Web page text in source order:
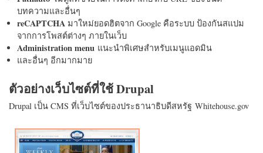
บทความและอื่นๆ
reCAPTCHA มาใหม่ยอดฮิตจาก Google คือระบบ ป้องกันสแปม
จากการโพสต์ต่างๆ ภายในเว็บ
Administration menu แนะนำพิเศษสำหรับเมนูแอดมิน
และอื่นๆ อีกมากมาย
ตัวอย่างเว็บไซต์ที่ใช้ Drupal
Drupal เป็น CMS ที่เว็บไซต์ของประธานาธิบดีสหรัฐ Whitehouse.gov